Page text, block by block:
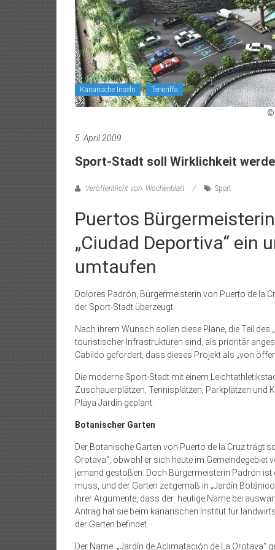
Kanarische Inseln Teneriffa
©
5. April 2009
Sport-Stadt soll Wirklichkeit
Veröffentlicht von: Wochenblatt Sport
Puertos
„Ciudad Deportiva“ ein
umtaufen
Dolores Padrón, Bürgermeis­terin von Puerto de la
der Sport-Stadt überzeugt.
Nach ihrem Wunsch sollen diese Pläne, die Teil
touristischer Infrastrukturen sind, als prioritär
Cabildo gefordert, dass dieses Projekt als „von
Die moderne Sport-Stadt mit einem
Zuschauerplätzen, Tennisplätzen, Parkplätzen und
Playa Jardín geplant.
Botanischer Garten
Der Botanische Garten von Puerto de la Cruz trägt
Orotava“, obwohl er sich heute im Gemeindegebiet
jemand gestoßen. Doch Bürgermeisterin Padrón
muss, und der Garten zeitgemäß in „Jardín
ihrer Argumente, dass der heutige Name bei
Antrag hat sie beim kanarischen Institut für
der Garten befindet.
Der Name „Jardín de Aclimatación de La Orotava“